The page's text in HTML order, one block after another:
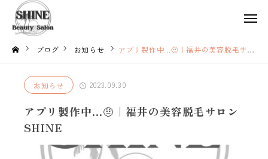
ブログ お知らせ アプリ製作中…🤨｜福井の美容脱毛サロンSHINE
お知らせ 2023.09.30
アプリ製作中…🤨｜福井の美容脱毛サロン
SHINE